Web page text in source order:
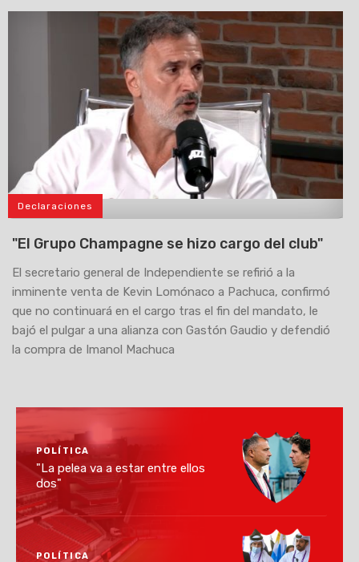
Declaraciones
"El Grupo Champagne se hizo cargo del club"
El secretario general de Independiente se refirió a la
inminente venta de Kevin Lomónaco a Pachuca, confirmó
que no continuará en el cargo tras el fin del mandato, le
bajó el pulgar a una alianza con Gastón Gaudio y defendió
la compra de Imanol Machuca
POLÍTICA
"La pelea va a estar entre ellos
dos"
POLÍTICA